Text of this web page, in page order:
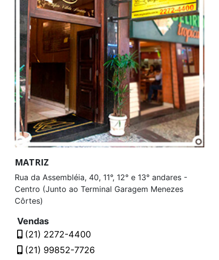
MATRIZ
Rua da Assembléia, 40, 11°, 12° e 13° andares -
Centro (Junto ao Terminal Garagem Menezes
Côrtes)
Vendas
(21) 2272-4400
(21) 99852-7726